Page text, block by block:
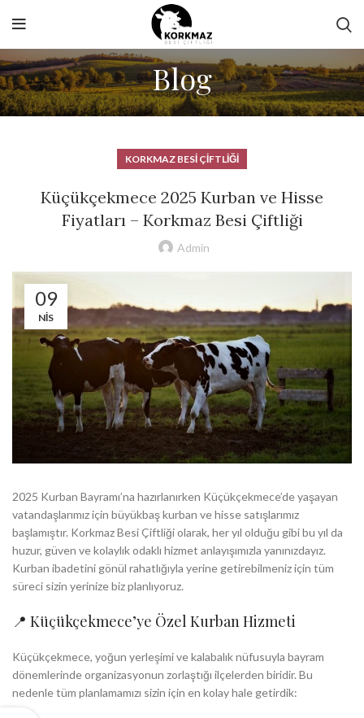
Blog
KORKMAZ BESI ÇIFTLIĞI
Küçükçekmece 2025 Kurban ve Hisse
Fiyatları – Korkmaz Besi Çiftliği
Admin
09
NIS
2025 Kurban Bayramı’na hazırlanırken Küçükçekmece’de yaşayan
vatandaşlarımız için büyükbaş kurban ve hisse satışlarımız
başlamıştır. Korkmaz Besi Çiftliği olarak, her yıl olduğu gibi bu yıl da
huzur, güven ve kolaylık odaklı hizmet anlayışımızla yanınızdayız.
Kurban ibadetini gönül rahatlığıyla yerine getirebilmeniz için tüm
süreci sizin yerinize biz planlıyoruz.
📍 Küçükçekmece’ye Özel Kurban Hizmeti
Küçükçekmece, yoğun yerleşimi ve kalabalık nüfusuyla bayram
dönemlerinde organizasyonun zorlaştığı ilçelerden biridir. Bu
nedenle tüm planlamamızı sizin için en kolay hale getirdik: